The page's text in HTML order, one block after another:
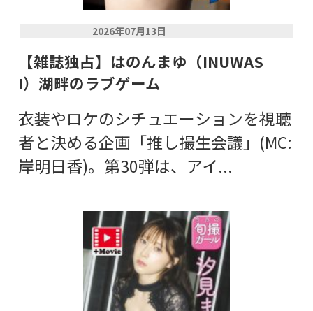
2026年07月13日
【雑誌独占】はのんまゆ（INUWAS
I）湖畔のラブゲーム
衣装やロケのシチュエーションを視聴
者と決める企画「推し撮生会議」(MC:
岸明日香)。第30弾は、アイ...